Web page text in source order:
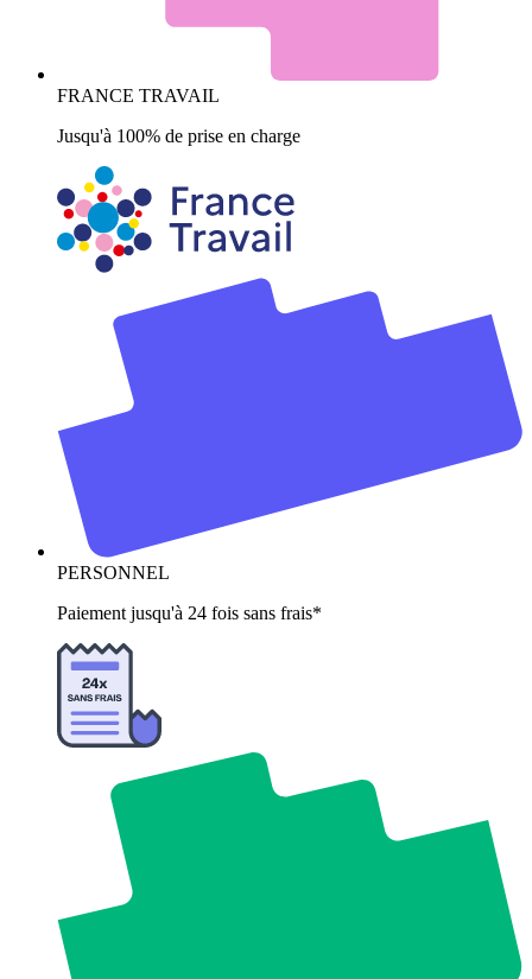
FRANCE TRAVAIL
Jusqu'à 100% de prise en charge
PERSONNEL
Paiement jusqu'à 24 fois sans frais*